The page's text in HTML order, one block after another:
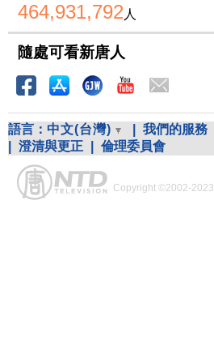
464,931,792 人
隨處可看新唐人
語言： 中文(台灣) 我們的服務
澄清與更正 倫理委員會
Copyright ©2002-2023